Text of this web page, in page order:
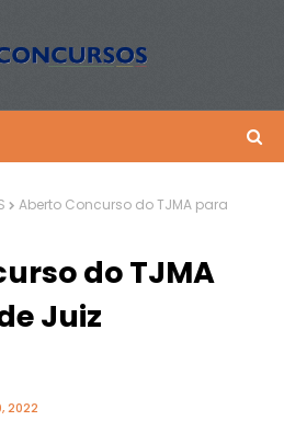
Aberto Concurso do TJMA para
do TJMA
Juiz
2022